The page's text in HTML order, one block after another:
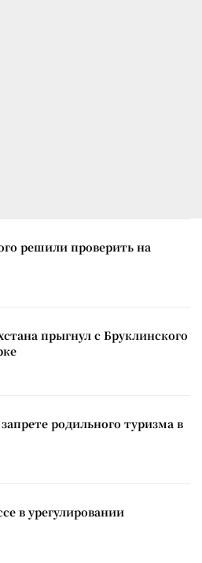
решили проверить на
прыгнул с Бруклинского
родильного туризма в
в урегулировании